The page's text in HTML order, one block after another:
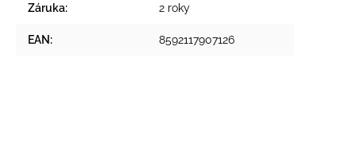
Záruka: 2 roky
EAN: 8592117907126